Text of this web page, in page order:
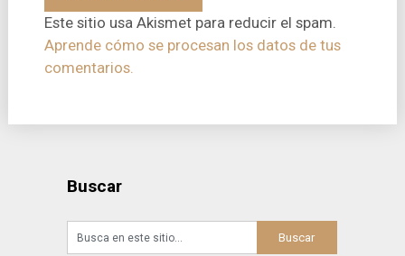
Este sitio usa Akismet para reducir el spam.
Aprende cómo se procesan los datos de tus
comentarios.
Buscar